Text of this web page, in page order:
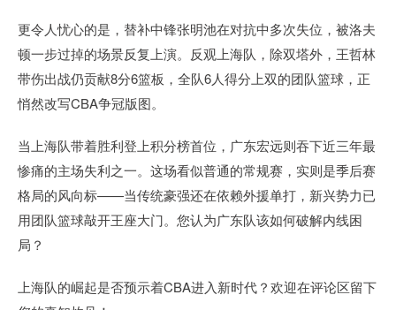
更令人忧心的是，替补中锋张明池在对抗中多次失位，被洛夫
顿一步过掉的场景反复上演。反观上海队，除双塔外，王哲林
带伤出战仍贡献8分6篮板，全队6人得分上双的团队篮球，正
悄然改写CBA争冠版图。
当上海队带着胜利登上积分榜首位，广东宏远则吞下近三年最
惨痛的主场失利之一。这场看似普通的常规赛，实则是季后赛
格局的风向标——当传统豪强还在依赖外援单打，新兴势力已
用团队篮球敲开王座大门。您认为广东队该如何破解内线困
局？
上海队的崛起是否预示着CBA进入新时代？欢迎在评论区留下